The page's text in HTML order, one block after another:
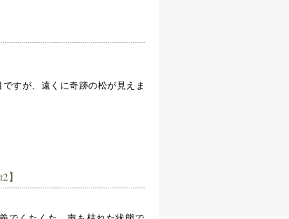
すが、遠くに奇跡の松が見えま
】